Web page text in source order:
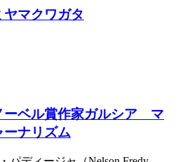
マクワガタ
ーベル賞作家ガルシア゠マ
ーナリズム